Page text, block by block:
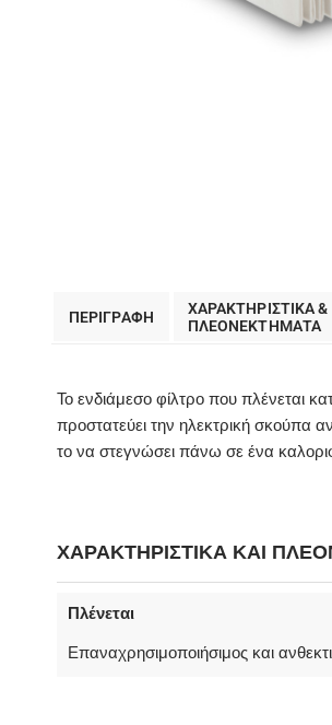
ΠΕΡΙΓΡΑΦΗ
ΧΑΡΑΚΤΗΡΙΣΤΙΚΑ &
ΠΛΕΟΝΕΚΤΗΜΑΤΑ
Το ενδιάμεσο φίλτρο που πλένεται
προστατεύει την ηλεκτρική σκούπα
το να στεγνώσει πάνω σε ένα
ΧΑΡΑΚΤΗΡΙΣΤΙΚΑ ΚΑΙ
Πλένεται
Επαναχρησιμοποιήσιμος και